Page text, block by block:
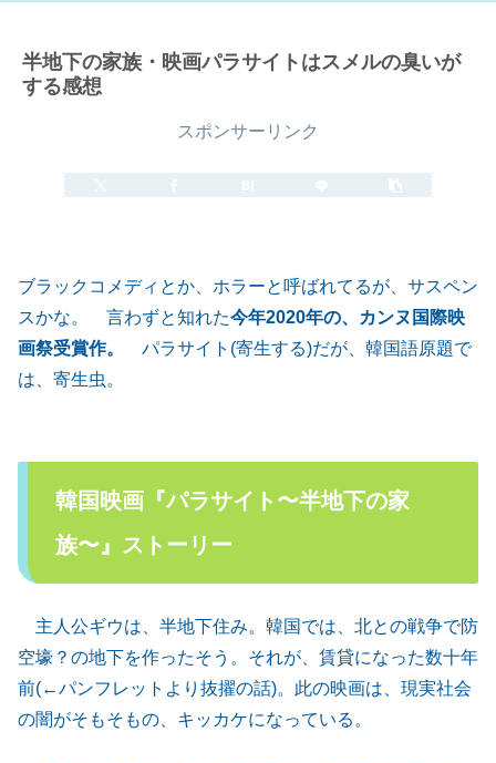
半地下の家族・映画パラサイトはスメルの臭いが
する感想
スポンサーリンク
ブラックコメディとか、ホラーと呼ばれてるが、サスペン
スかな。 言わずと知れた今年2020年の、カンヌ国際映
画祭受賞作。
パラサイト(寄生する)だが、韓国語原題で
は、寄生虫。
韓国映画『パラサイト〜半地下の家
族〜』ストーリー
主人公ギウは、半地下住み。韓国では、北との戦争で防
空壕？の地下を作ったそう。それが、賃貸になった数十年
前(←パンフレットより抜擢の話)。此の映画は、現実社会
の闇がそもそもの、キッカケになっている。